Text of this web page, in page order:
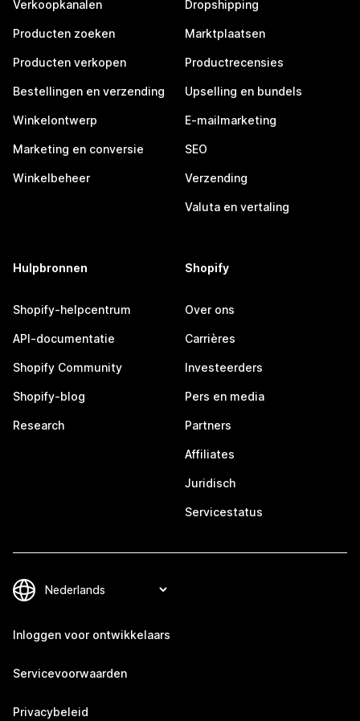
Verkoopkanalen
Producten zoeken
Producten verkopen
Bestellingen en verzending
Winkelontwerp
Marketing en conversie
Winkelbeheer
Dropshipping
Marktplaatsen
Productrecensies
Upselling en bundels
E-mailmarketing
SEO
Verzending
Valuta en vertaling
Hulpbronnen
Shopify-helpcentrum
API-documentatie
Shopify Community
Shopify-blog
Research
Shopify
Over ons
Carrières
Investeerders
Pers en media
Partners
Affiliates
Juridisch
Servicestatus
Inloggen voor ontwikkelaars
Servicevoorwaarden
Privacybeleid